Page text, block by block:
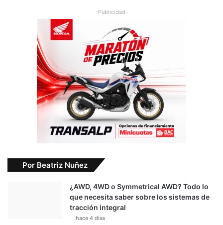
-Publicidad-
Por Beatriz Nuñez
¿AWD, 4WD o Symmetrical AWD? Todo lo
que necesita saber sobre los sistemas de
tracción integral
hace 4 días